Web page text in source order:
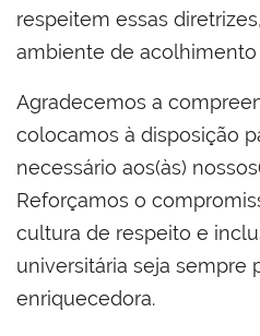
respeitem essas
ambiente de acolhimento
Agradecemos a
colocamos à disposição
necessário aos(às)
Reforçamos o
cultura de respeito e
universitária seja sempre
enriquecedora.